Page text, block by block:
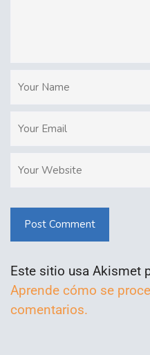
Post Comment
Este sitio usa Akismet
Aprende cómo se
comentarios.